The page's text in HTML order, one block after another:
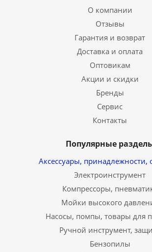
О компании
Отзывы
Гарантия и возврат
Доставка и оплата
Оптовикам
Акции и скидки
Бренды
Сервис
Контакты
Популярные
Аксессуары, принадлежности,
Электроинструмент
Компрессоры,
Мойки высокого
Насосы, помпы, товары для
Ручной инструмент,
Бензопилы